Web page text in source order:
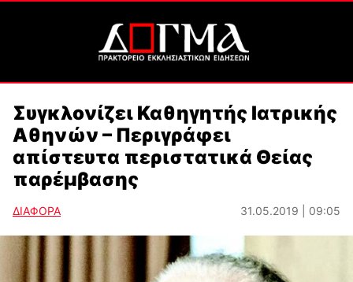
Συγκλονίζει Καθηγητής Ιατρικής
Αθηνών – Περιγράφει
απίστευτα περιστατικά Θείας
παρέμβασης
ΔΙΑΦΟΡΑ 31.05.2019 | 09:05